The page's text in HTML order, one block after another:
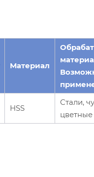
Материал
HSS
Стали,